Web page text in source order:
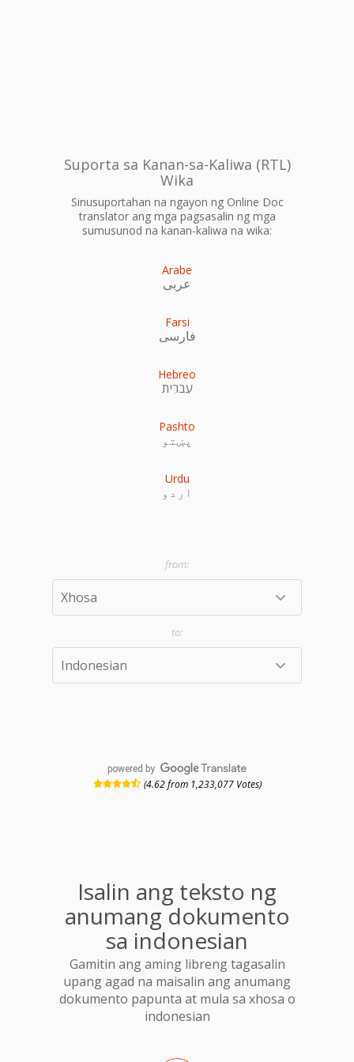
Suporta sa Kanan-sa-Kaliwa (RTL)
Wika
Sinusuportahan na ngayon ng Online Doc
translator ang mga pagsasalin ng mga
sumusunod na kanan-kaliwa na wika:
Arabe
عربى
Farsi
فارسی
Hebreo
עִברִית
Pashto
پښتو
Urdu
اردو
powered by
(4.62 from 1,233,077 Votes)
Isalin ang teksto ng
anumang dokumento
sa indonesian
Gamitin ang aming libreng tagasalin
upang agad na maisalin ang anumang
dokumento papunta at mula sa xhosa o
indonesian